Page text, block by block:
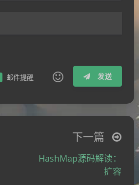
邮件提醒 发送
ヾ(≧∇≦*)ゝ
(☆ω☆)
(ノ°ο°)ノ
下一篇
HashMap源码解读：
扩容